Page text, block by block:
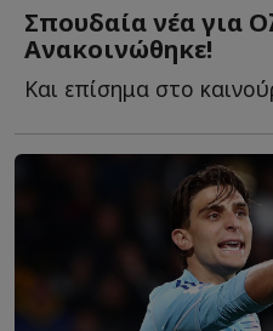
Σπουδαία νέα για
Ανακοινώθηκε!